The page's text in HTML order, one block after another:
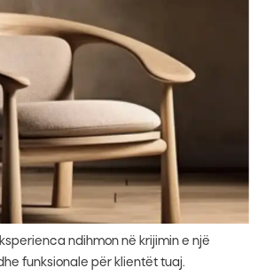
ndihmon në krijimin e një
funksionale për klientët tuaj.